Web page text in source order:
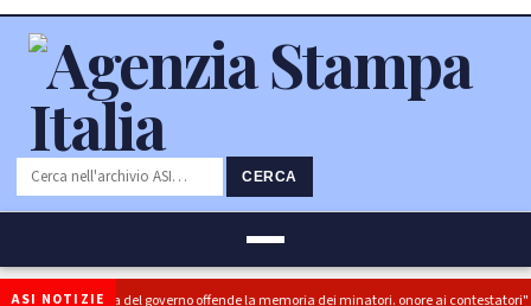
CERCA
ASI NOTIZIE
"L'Ipocrisia del governo offende la memoria dei minatori. onore ai contestatori"